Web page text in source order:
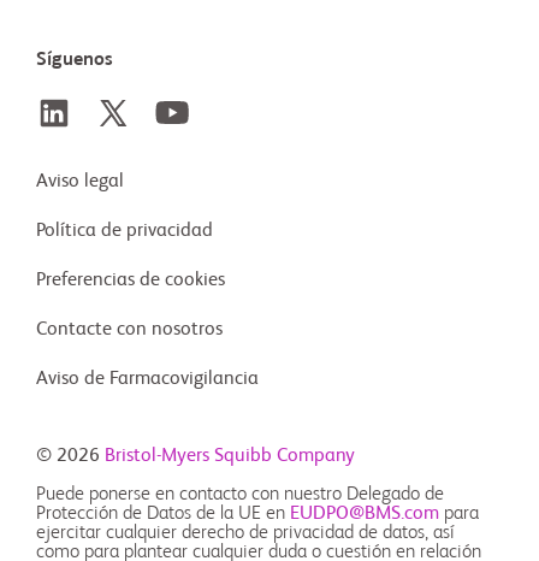
Síguenos
Aviso legal
Política de privacidad
Preferencias de cookies
Contacte con nosotros
Aviso de Farmacovigilancia
© 2026 Bristol-Myers Squibb Company
Puede ponerse en contacto con nuestro Delegado de
Protección de Datos de la UE en EUDPO@BMS.com para
ejercitar cualquier derecho de privacidad de datos, así
como para plantear cualquier duda o cuestión en relación